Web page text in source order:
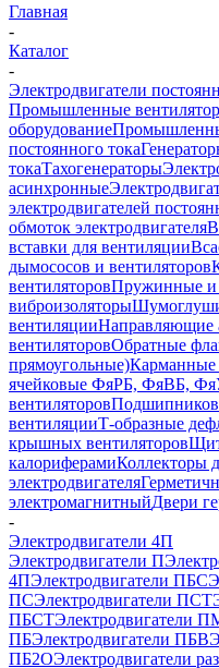
Главная
-
Каталог
-
Электродвигатели
Промышленные
оборудование
постоянного тока
токаТахогенераторы
асинхронные
электродвигателей
обмоток электродвигателя
вставки для вентиляции
дымососов и вентиляторов
вентиляторовПружинные и
виброизоляторы
вентиляцииНаправляющие
вентиляторовОбратные
прямоугольные)Карманные
ячейковые ФяРБ, ФяВБ,
вентиляторов
вентиляцииТ-образные
крышных вентиляторов
калориферамиКоллекторы
электродвигателя
электромагнитныйДвери
-
Электродвигатели 4П
Электродвигатели П
4ПЭлектродвигатели ПБС
ПСЭлектродвигатели ПСТ
ПБСТЭлектродвигатели
ПБЭлектродвигатели ПБВ
ПБ2ОЭлектродвигатели